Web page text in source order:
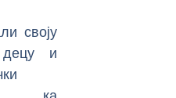
своју
и